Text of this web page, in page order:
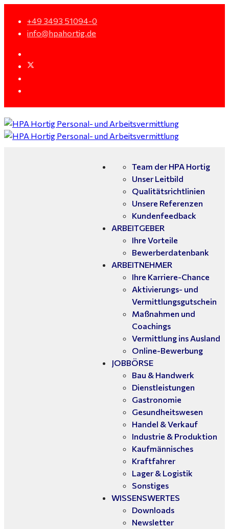
+49 3493 51094-0
info@hpahortig.de
Team der HPA Hortig
Unser Leitbild
Qualitätsrichtlinien
Unsere Referenzen
Kundenfeedback
ARBEITGEBER
Ihre Vorteile
Bewerberdatenbank
ARBEITNEHMER
Ihre Karriere-Chance
Aktivierungs- und
Vermittlungsgutschein
Maßnahmen und
Coachings
Vermittlung ins Ausland
Online-Bewerbung
JOBBÖRSE
Bau & Handwerk
Dienstleistungen
Gastronomie
Gesundheitswesen
Handel & Verkauf
Industrie & Produktion
Kaufmännisches
Kraftfahrer
Lager & Logistik
Sonstiges
WISSENSWERTES
Downloads
Newsletter